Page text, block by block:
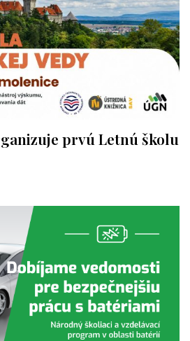
prvú Letnú školu